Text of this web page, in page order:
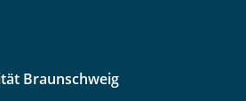
Braunschweig